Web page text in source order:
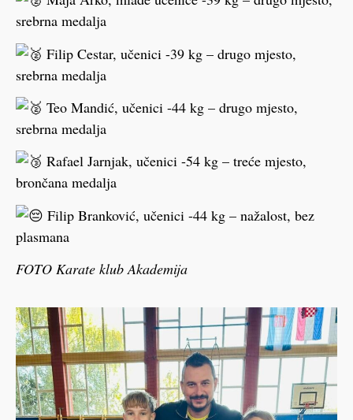
srebrna medalja
Filip Cestar, učenici -39 kg – drugo mjesto,
srebrna medalja
Teo Mandić, učenici -44 kg – drugo mjesto,
srebrna medalja
Rafael Jarnjak, učenici -54 kg – treće mjesto,
brončana medalja
Filip Branković, učenici -44 kg – nažalost, bez
plasmana
FOTO Karate klub Akademija